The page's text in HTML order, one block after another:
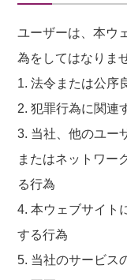
ユーザーは、本ウ
為をしてはなりま
1. 法令または公序
2. 犯罪行為に関連
3. 当社、他のユー
またはネットワー
る行為
4. 本ウェブサイト
する行為
5. 当社のサービス